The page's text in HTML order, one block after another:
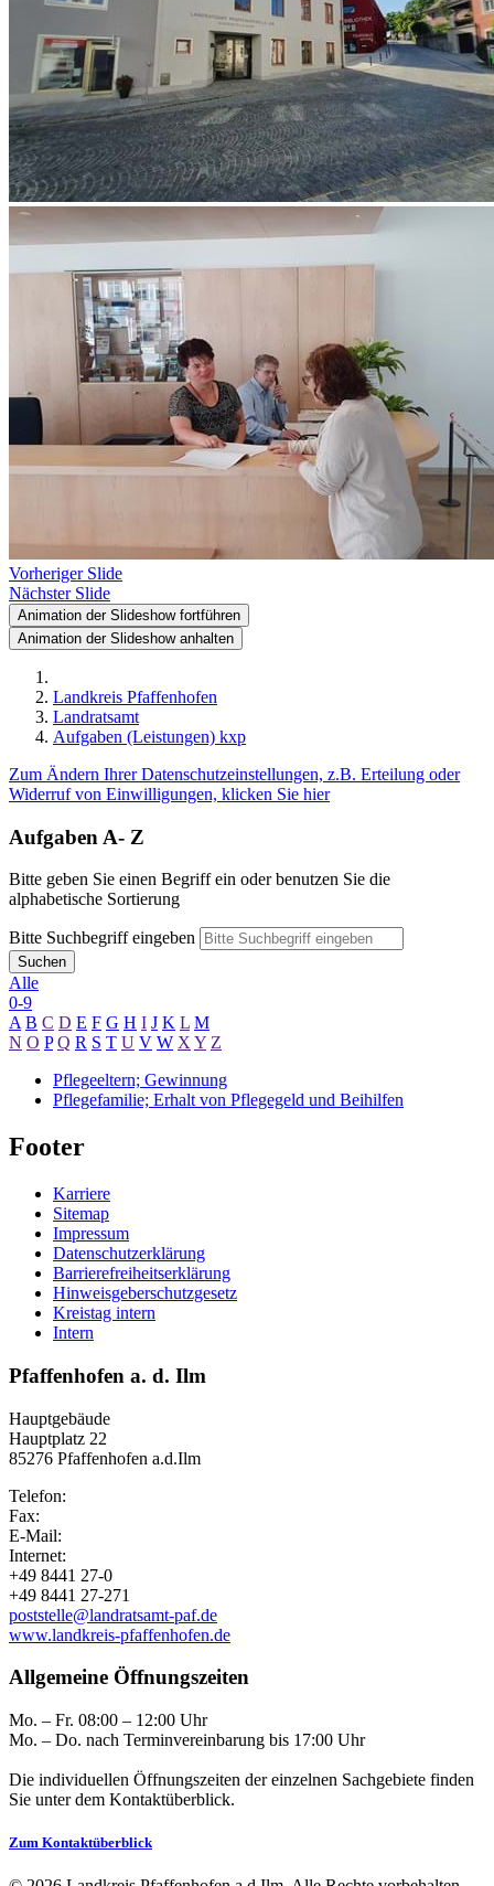
Vorheriger Slide
Nächster Slide
Animation der Slideshow fortführen
Animation der Slideshow anhalten
Landkreis Pfaffenhofen
Landratsamt
Aufgaben (Leistungen) kxp
Zum Ändern Ihrer Datenschutzeinstellungen, z.B. Erteilung oder
Widerruf von Einwilligungen, klicken Sie hier
Aufgaben A- Z
Bitte geben Sie einen Begriff ein oder benutzen Sie die
alphabetische Sortierung
Bitte Suchbegriff eingeben
Suchen
Alle
0-9
A B C D E F G H I J K L M
N O P Q R S T U V W XY Z
Pflegeeltern; Gewinnung
Pflegefamilie; Erhalt von Pflegegeld und Beihilfen
Footer
Karriere
Sitemap
Impressum
Datenschutzerklärung
Barrierefreiheitserklärung
Hinweisgeberschutzgesetz
Kreistag intern
Intern
Pfaffenhofen a. d. Ilm
Hauptgebäude
Hauptplatz 22
85276 Pfaffenhofen a.d.Ilm
Telefon:
Fax:
E-Mail:
Internet:
+49 8441 27-0
+49 8441 27-271
poststelle@landratsamt-paf.de
www.landkreis-pfaffenhofen.de
Allgemeine Öffnungszeiten
Mo. – Fr. 08:00 – 12:00 Uhr
Mo. – Do. nach Terminvereinbarung bis 17:00 Uhr
Die individuellen Öffnungszeiten der einzelnen Sachgebiete finden
Sie unter dem Kontaktüberblick.
Zum Kontaktüberblick